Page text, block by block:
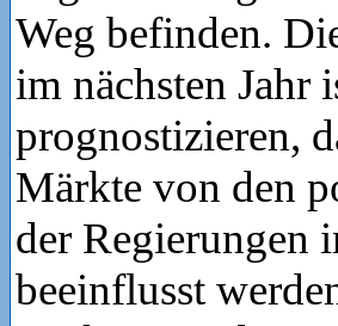
Weg befinden.
im nächsten Jahr
prognostizieren,
Märkte von den
der Regierungen
beeinflusst